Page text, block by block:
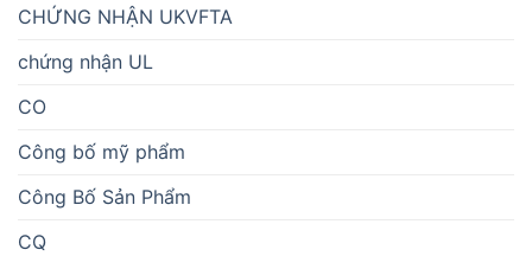
CHỨNG NHẬN UKVFTA
chứng nhận UL
CO
Công bố mỹ phẩm
Công Bố Sản Phẩm
CQ